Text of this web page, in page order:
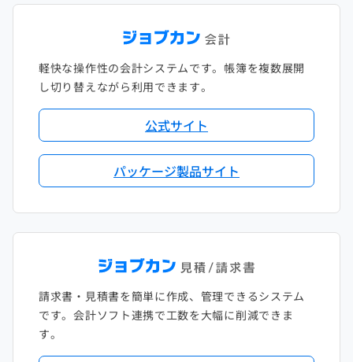
軽快な操作性の会計システムです。帳簿を複数展開
し切り替えながら利用できます。
公式サイト
パッケージ製品サイト
請求書・見積書を簡単に作成、管理できるシステム
です。会計ソフト連携で工数を大幅に削減できま
す。